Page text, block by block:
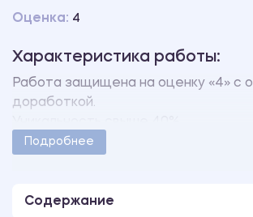
Оценка: 4
Характеристика работы:
Работа защищена на оценку «4» с
доработкой.
Работа оформлена в соответствии с
В работе также имеются
Подробнее
Содержание